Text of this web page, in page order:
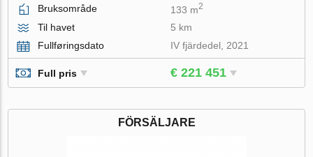
Bruksområde
133 m2
Til havet
5 km
Fullføringsdato
IV fjärdedel, 2021
Full pris € 221 451
FÖRSÄLJARE